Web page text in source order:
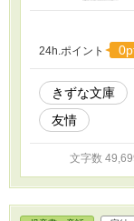
24h.ポイント
きずな文庫
友情
文字数